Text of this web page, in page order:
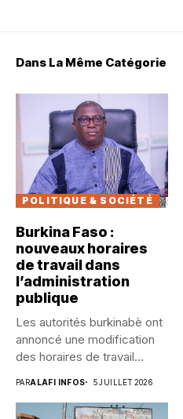
Dans La Même Catégorie
POLITIQUE & SOCIÉTÉ
Burkina Faso :
nouveaux horaires
de travail dans
l’administration
publique
Les autorités burkinabè ont
annoncé une modification
des horaires de travail
PARALAFI INFOS 5 JUILLET 2026